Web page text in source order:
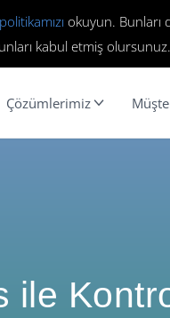
okuyun. Bunları
kabul etmiş olursunuz.
Çözümlerimiz
ile